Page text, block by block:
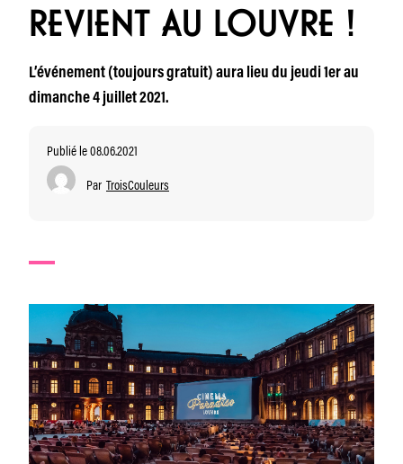
REVIENT AU LOUVRE !
L’événement (toujours gratuit) aura lieu du jeudi 1er au
dimanche 4 juillet 2021.
Publié le 08.06.2021
Par TroisCouleurs